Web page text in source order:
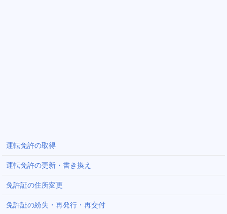
運転免許の取得
運転免許の更新・書き換え
免許証の住所変更
免許証の紛失・再発行・再交付